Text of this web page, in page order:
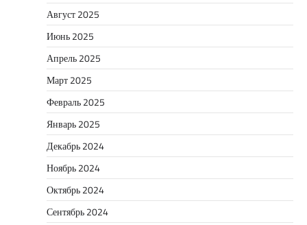
Август 2025
Июнь 2025
Апрель 2025
Март 2025
Февраль 2025
Январь 2025
Декабрь 2024
Ноябрь 2024
Октябрь 2024
Сентябрь 2024